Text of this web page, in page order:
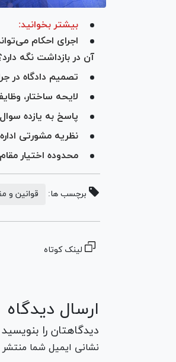
بیشتر بخوانید:
اجرای احکام
آن در بازداشت نگه
تصمیم دادگاه در
لایحه ساختار،
پاسخ به یازده سوال درباره
نظریه مشورتی
محدوده اختیار
برچسب ها: قوانین و
لینک کوتاه
ارسال دیدگاه
دیدگاهتان را بنویسید
نشانی ایمیل شما